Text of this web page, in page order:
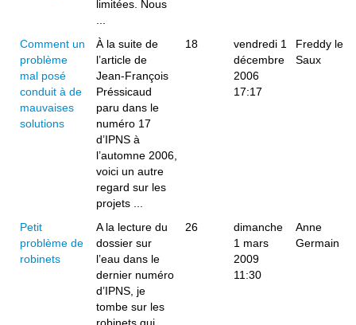
limitées. Nous
Comment un
problème
mal posé
conduit à de
mauvaises
solutions
À la suite de
l’article de
Jean-François
Préssicaud
paru dans le
numéro 17
d’IPNS à
l’automne 2006,
voici un autre
regard sur les
projets ...
18
vendredi 1
décembre
2006
17:17
Freddy le
Saux
Petit
problème de
robinets
A la lecture du
dossier sur
l’eau dans le
dernier numéro
d’IPNS, je
tombe sur les
26
dimanche
1 mars
2009
11:30
Anne
Germain